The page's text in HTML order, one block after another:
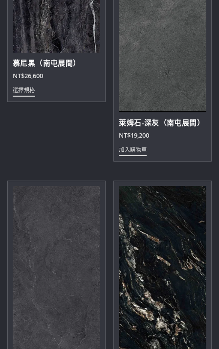
慕尼黑（南屯展間）
NT$26,600
選擇規格此
產
在
頁
面
選
擇
萊姆石-深灰（南屯展間）
NT$19,200
加入購物車